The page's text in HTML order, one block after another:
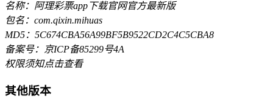
名称：阿理彩票app下载官网官方最新版
包名：com.qixin.mihuas
MD5：5C674CBA56A99BF5B9522CD2C4C5CBA8
备案号：京ICP备85299号4A
权限须知点击查看
其他版本